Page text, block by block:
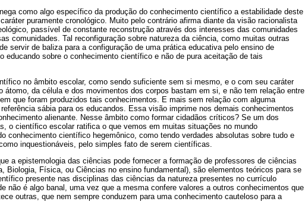
como algo específico da produção do conhecimento científico a estabilidade deste
puramente cronológico. Muito pelo contrário afirma diante da visão racionalista
passível de constante reconstrução através dos interesses das comunidades
comunidades. Tal reconfiguração sobre natureza da ciência, como muitas outras
servir de baliza para a configuração de uma prática educativa pelo ensino de
educando sobre o conhecimento científico e não de pura aceitação de tais
no âmbito escolar, como sendo suficiente sem si mesmo, e o com seu caráter
átomo, da célula e dos movimentos dos corpos bastam em si, e não tem relação entre
que foram produzidos tais conhecimentos. E mais sem relação com alguma
sábia para os educandos. Essa visão imprime nos demais conhecimentos
alienante. Nesse âmbito como formar cidadãos críticos? Se um dos
o científico escolar ratifica o que vemos em muitas situações no mundo
conhecimento científico hegemônico, como tendo verdades absolutas sobre tudo e
inquestionáveis, pelo simples fato de serem científicas.
a epistemologia das ciências pode fornecer a formação de professores de ciências
Biologia, Física, ou Ciências no ensino fundamental), são elementos teóricos para se
presente nas disciplinas das ciências da natureza presentes no currículo
não é algo banal, uma vez que a mesma confere valores a outros conhecimentos que
outras, que nem sempre conduzem para uma conhecimento cauteloso para a